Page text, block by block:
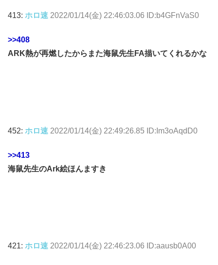
413: ホロ速 2022/01/14(金) 22:46:03.06 ID:b4GFnVaS0
>>408
ARK熱が再燃したからまた海鼠先生FA描いてくれるかな
452: ホロ速 2022/01/14(金) 22:49:26.85 ID:Im3oAqdD0
>>413
海鼠先生のArk絵ほんますき
421: ホロ速 2022/01/14(金) 22:46:23.06 ID:aausb0A00